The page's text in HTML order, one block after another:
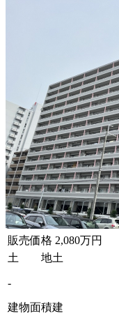
販売価格 2,080万円
土 地土
-
建物面積建